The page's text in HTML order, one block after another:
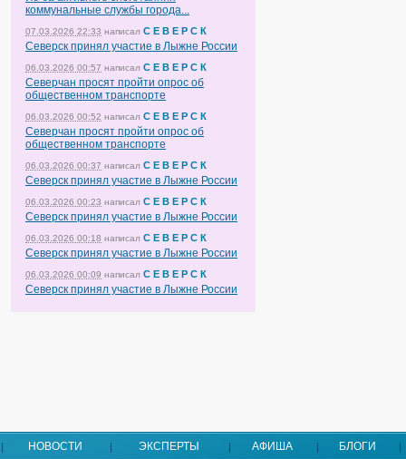
коммунальные службы города...
07.03.2026 22:33 написал С Е В Е Р С К
Северск принял участие в Лыжне России
06.03.2026 00:57 написал С Е В Е Р С К
Северчан просят пройти опрос об
общественном транспорте
06.03.2026 00:52 написал С Е В Е Р С К
Северчан просят пройти опрос об
общественном транспорте
06.03.2026 00:37 написал С Е В Е Р С К
Северск принял участие в Лыжне России
06.03.2026 00:23 написал С Е В Е Р С К
Северск принял участие в Лыжне России
06.03.2026 00:18 написал С Е В Е Р С К
Северск принял участие в Лыжне России
06.03.2026 00:09 написал С Е В Е Р С К
Северск принял участие в Лыжне России
НОВОСТИ ЭКСПЕРТЫ АФИША БЛОГИ